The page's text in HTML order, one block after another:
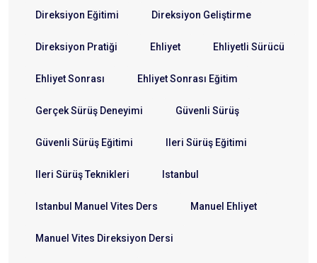
Direksiyon Eğitimi Direksiyon Geliştirme
Direksiyon Pratiği Ehliyet Ehliyetli Sürücü
Ehliyet Sonrası Ehliyet Sonrası Eğitim
Gerçek Sürüş Deneyimi Güvenli Sürüş
Güvenli Sürüş Eğitimi Ileri Sürüş Eğitimi
Ileri Sürüş Teknikleri Istanbul
Istanbul Manuel Vites Ders Manuel Ehliyet
Manuel Vites Direksiyon Dersi